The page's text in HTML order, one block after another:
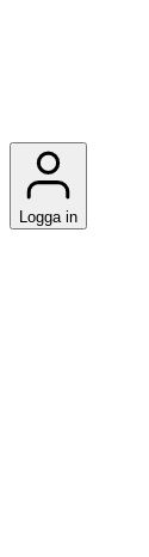
Logga in